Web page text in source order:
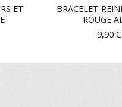
ET
BRACELET
ROUGE
9,90